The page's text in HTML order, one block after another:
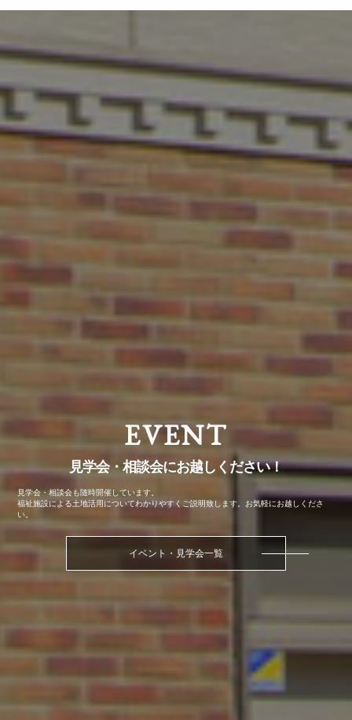
EVENT
見学会・相談会にお越しください！
見学会・相談会も随時開催しています。
福祉施設による土地活用についてわかりやすくご説明致します。お気軽にお越しくださ
い。
イベント・見学会一覧